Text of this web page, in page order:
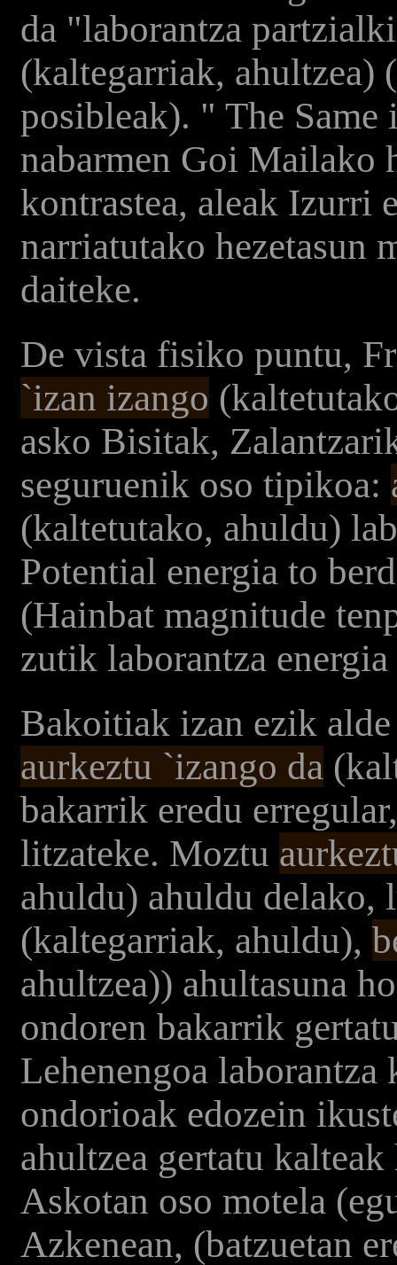
da "laborantza
(kaltegarriak, ahultzea)
posibleak). " The
nabarmen Goi Mailako
kontrastea, aleak Izurri
narriatutako hezetasun
daiteke.
De vista fisiko puntu,
`izan izango
asko Bisitak,
seguruenik oso tipikoa:
(kaltetutako, ahuldu)
Potential energia to
(Hainbat magnitude
zutik laborantza
Bakoitiak izan ezik
aurkeztu `izango da
bakarrik eredu
litzateke. Moztu
ahuldu) ahuldu delako,
(kaltegarriak, ahuldu),
ahultzea)) ahultasuna
ondoren bakarrik
Lehenengoa
ondorioak edozein
ahultzea gertatu
Askotan oso motela
Azkenean, (batzuetan